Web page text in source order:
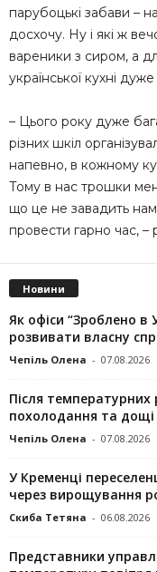
парубоцькі забави –
досхочу. Ну і які ж
вареники з сиром, а
української кухні
– Цього року дуже
різних шкіл
напевно, в кожному
Тому в нас трошки
що це не завадить
провести гарно час, –
Новини
Як офіси “Зроблено в
розвивати власну
Чепіль Олена - 07.08.2026
Після температурних
похолодання та дощі
Чепіль Олена - 07.08.2026
У Кременці
через вирощування
Скиба Тетяна - 06.08.2026
Представники